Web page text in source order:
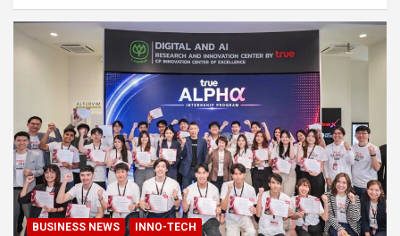
BUSINESS NEWS INNO-TECH